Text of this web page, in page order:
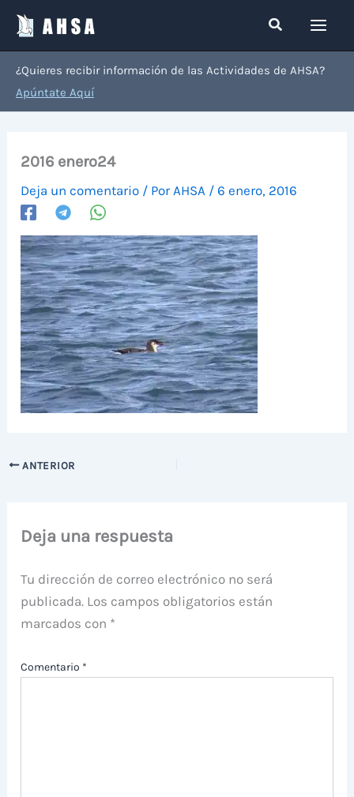
contenido
Buscar
¿Quieres recibir información de las Actividades de AHSA?
Apúntate Aquí
2016 enero24
Deja un comentario / Por AHSA /6 enero, 2016
ANTERIOR
Deja una respuesta
Tu dirección de correo electrónico no será
publicada. Los campos obligatorios están
marcados con *
Comentario *